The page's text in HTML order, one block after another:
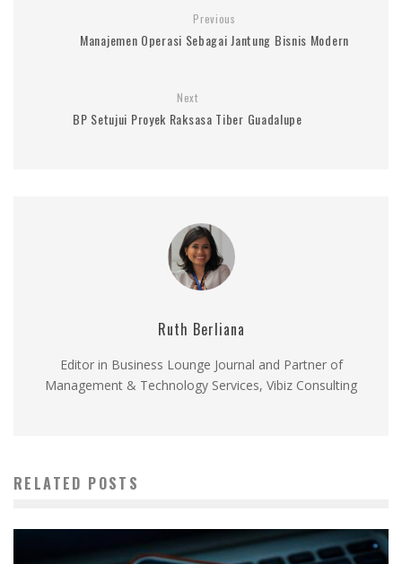
Previous
Manajemen Operasi Sebagai Jantung Bisnis Modern
Next
BP Setujui Proyek Raksasa Tiber Guadalupe
Ruth Berliana
Editor in Business Lounge Journal and Partner of
Management & Technology Services, Vibiz Consulting
RELATED POSTS